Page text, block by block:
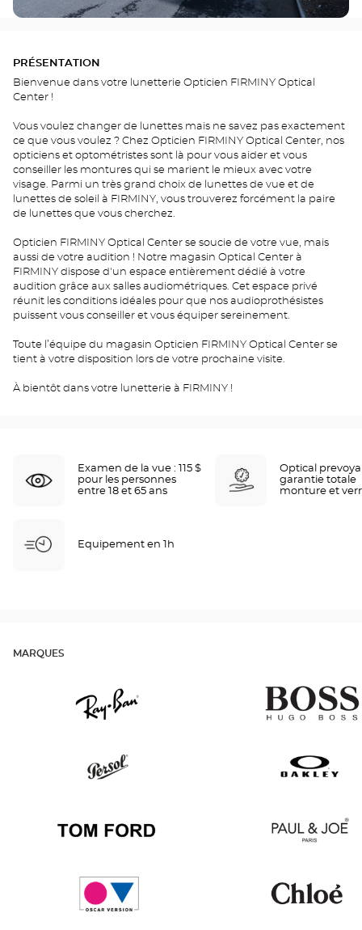
PRÉSENTATION
Bienvenue dans votre lunetterie Opticien FIRMINY Optical
Center !
Vous voulez changer de lunettes mais ne savez pas exactement
ce que vous voulez ? Chez Opticien FIRMINY Optical Center, nos
opticiens et optométristes sont là pour vous aider et vous
conseiller les montures qui se marient le mieux avec votre
visage. Parmi un très grand choix de lunettes de vue et de
lunettes de soleil à FIRMINY, vous trouverez forcément la paire
de lunettes que vous cherchez.
Opticien FIRMINY Optical Center se soucie de votre vue, mais
aussi de votre audition ! Notre magasin Optical Center à
FIRMINY dispose d'un espace entièrement dédié à votre
audition grâce aux salles audiométriques. Cet espace privé
réunit les conditions idéales pour que nos audioprothésistes
puissent vous conseiller et vous équiper sereinement.
Toute l’équipe du magasin Opticien FIRMINY Optical Center se
tient à votre disposition lors de votre prochaine visite.
À bientôt dans votre lunetterie à FIRMINY !
Examen de la vue : 115 $
pour les personnes
entre 18 et 65 ans
Optical
garantie totale
monture et
Equipement en 1h
MARQUES